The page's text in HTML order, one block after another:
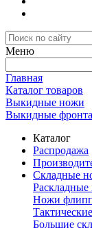
Меню
Главная
Каталог товаров
Выкидные ножи
Выкидные
Каталог
Распродажа
Складные
Ножи
Большие